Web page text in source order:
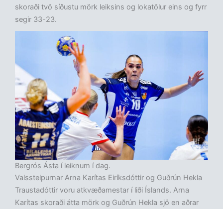
skoraði tvö síðustu mörk leiksins og lokatölur eins og fyrr
segir 33-23.
Bergrós Ásta í leiknum í dag.
Valsstelpurnar Arna Karítas Eiríksdóttir og Guðrún Hekla
Traustadóttir voru atkvæðamestar í liði Íslands. Arna
Karítas skoraði átta mörk og Guðrún Hekla sjö en aðrar